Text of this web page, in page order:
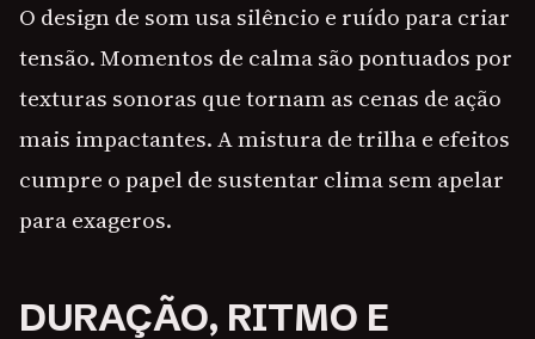
O design de som usa silêncio e ruído para criar
tensão. Momentos de calma são pontuados por
texturas sonoras que tornam as cenas de ação
mais impactantes. A mistura de trilha e efeitos
cumpre o papel de sustentar clima sem apelar
para exageros.
DURAÇÃO, RITMO E